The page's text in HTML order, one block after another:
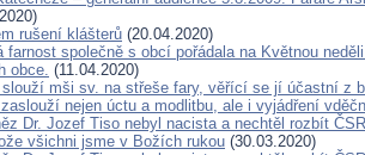
rušení klášterů (20.04.2020)
farnost společně s obcí pořádala na Květnou
obce. (11.04.2020)
slouží mši sv. na střeše fary, věřící se jí účastní z
nejen úctu a modlitbu, ale i vyjádření
Dr. Jozef Tiso nebyl nacista a nechtěl rozbít
všichni jsme v Božích rukou (30.03.2020)